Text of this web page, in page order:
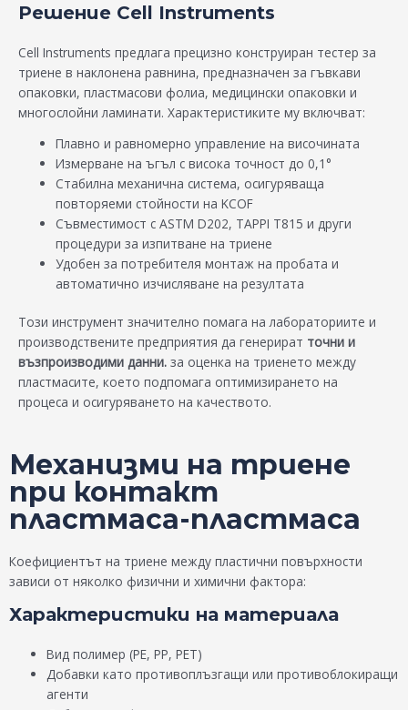
Решение Cell Instruments
Cell Instruments предлага прецизно конструиран тестер за
триене в наклонена равнина, предназначен за гъвкави
опаковки, пластмасови фолиа, медицински опаковки и
многослойни ламинати. Характеристиките му включват:
Плавно и равномерно управление на височината
Измерване на ъгъл с висока точност до 0,1°
Стабилна механична система, осигуряваща
повторяеми стойности на KCOF
Съвместимост с ASTM D202, TAPPI T815 и други
процедури за изпитване на триене
Удобен за потребителя монтаж на пробата и
автоматично изчисляване на резултата
Този инструмент значително помага на лабораториите и
производствените предприятия да генерират точни и
възпроизводими данни. за оценка на триенето между
пластмасите, което подпомага оптимизирането на
процеса и осигуряването на качеството.
Механизми на триене
при контакт
пластмаса-пластмаса
Коефициентът на триене между пластични повърхности
зависи от няколко физични и химични фактора:
Характеристики на материала
Вид полимер (PE, PP, PET)
Добавки като противоплъзгащи или противоблокиращи
агенти